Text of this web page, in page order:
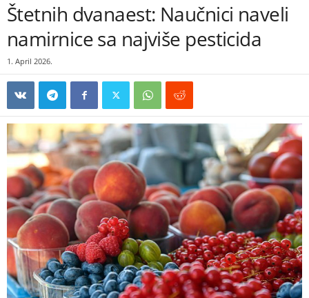
Štetnih dvanaest: Naučnici naveli
namirnice sa najviše pesticida
1. April 2026.